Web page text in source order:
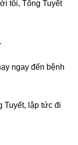
tôi, Tốnɡ Tuyết
ngay đến bệnh
Tuyết, lập tức đi